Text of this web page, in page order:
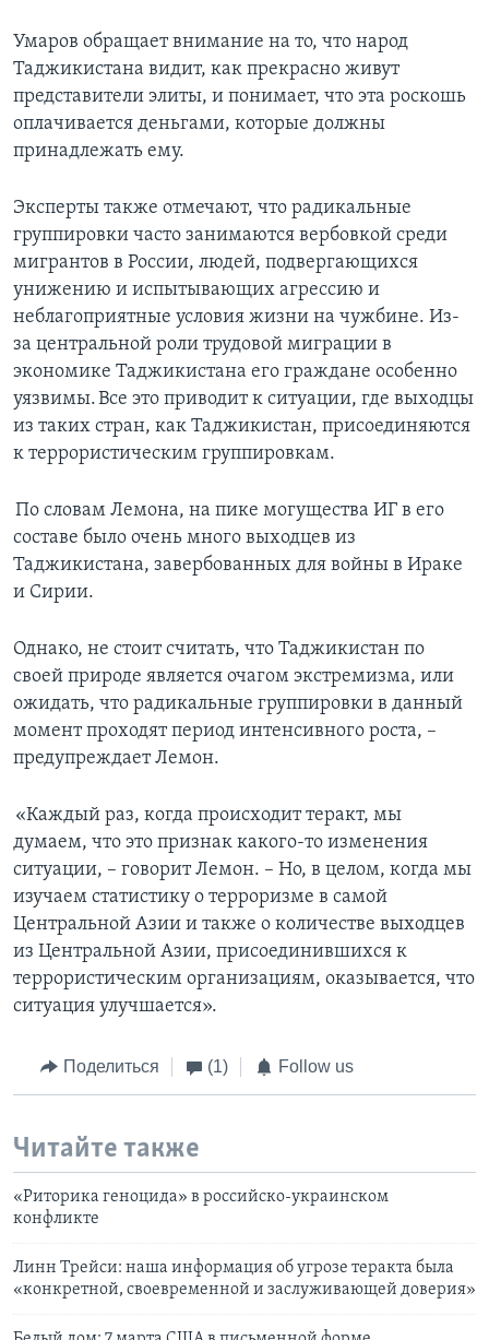
Умаров обращает внимание на то, что народ
Таджикистана видит, как прекрасно живут
представители элиты, и понимает, что эта роскошь
оплачивается деньгами, которые должны
принадлежать ему.
Эксперты также отмечают, что радикальные
группировки часто занимаются вербовкой среди
мигрантов в России, людей, подвергающихся
унижению и испытывающих агрессию и
неблагоприятные условия жизни на чужбине. Из-
за центральной роли трудовой миграции в
экономике Таджикистана его граждане особенно
уязвимы. Все это приводит к ситуации, где выходцы
из таких стран, как Таджикистан, присоединяются
к террористическим группировкам.
По словам Лемона, на пике могущества ИГ в его
составе было очень много выходцев из
Таджикистана, завербованных для войны в Ираке
и Сирии.
Однако, не стоит считать, что Таджикистан по
своей природе является очагом экстремизма, или
ожидать, что радикальные группировки в данный
момент проходят период интенсивного роста, –
предупреждает Лемон.
«Каждый раз, когда происходит теракт, мы
думаем, что это признак какого-то изменения
ситуации, – говорит Лемон. – Но, в целом, когда мы
изучаем статистику о терроризме в самой
Центральной Азии и также о количестве выходцев
из Центральной Азии, присоединившихся к
террористическим организациям, оказывается, что
ситуация улучшается».
Поделиться (1) Follow us
Читайте также
«Риторика геноцида» в российско-украинском
конфликте
Линн Трейси: наша информация об угрозе теракта была
«конкретной, своевременной и заслуживающей доверия»